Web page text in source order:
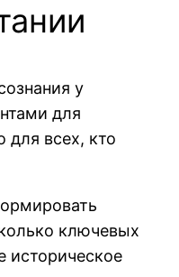
у
для
для всех, кто
ключевых
историческое